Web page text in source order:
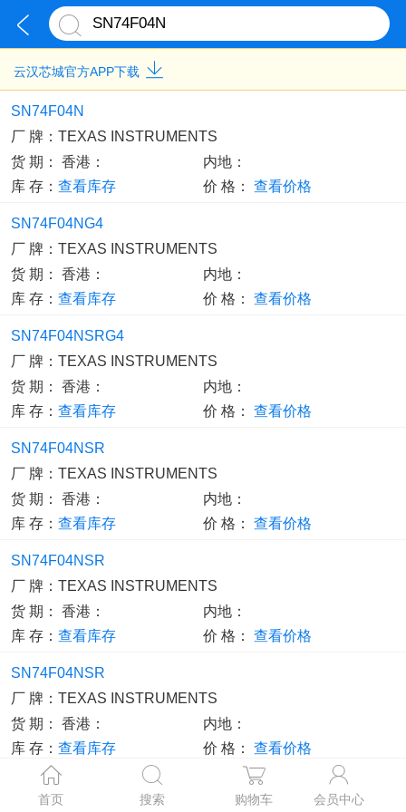
云汉芯城官方APP下载
SN74F04N
厂 牌： TEXAS INSTRUMENTS
货 期：
香港：
内地：
库 存： 查看库存 价 格： 查看价格
SN74F04NG4
厂 牌： TEXAS INSTRUMENTS
货 期：
香港：
内地：
库 存： 查看库存 价 格： 查看价格
SN74F04NSRG4
厂 牌： TEXAS INSTRUMENTS
货 期：
香港：
内地：
库 存： 查看库存 价 格： 查看价格
SN74F04NSR
厂 牌： TEXAS INSTRUMENTS
货 期：
香港：
内地：
库 存： 查看库存 价 格： 查看价格
SN74F04NSR
厂 牌： TEXAS INSTRUMENTS
货 期：
香港：
内地：
库 存： 查看库存 价 格： 查看价格
SN74F04NSR
厂 牌： TEXAS INSTRUMENTS
货 期：
香港：
内地：
库 存： 查看库存 价 格： 查看价格
SN74F04N
首页 搜索 购物车 会员中心